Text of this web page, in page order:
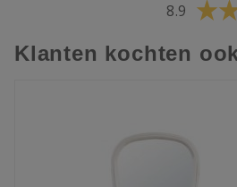
8.9
Klanten kochten